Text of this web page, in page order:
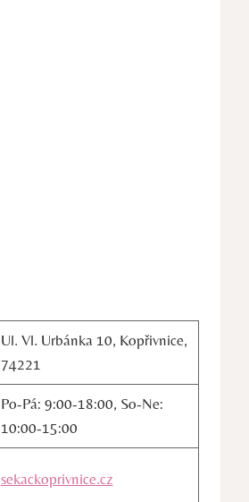
Ul. Vl. Urbánka 10, Kopřivnice,
74221
Po-Pá: 9:00-18:00, So-Ne:
10:00-15:00
sekackoprivnice.cz